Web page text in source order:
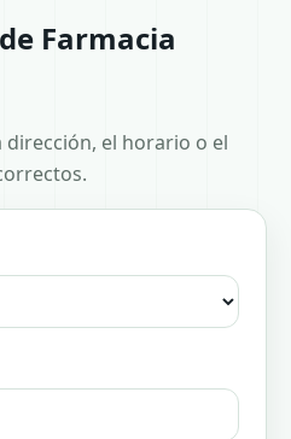
Farmacia
dirección, el horario o el